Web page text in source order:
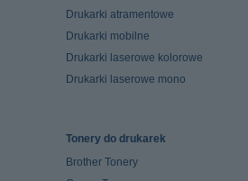
Drukarki atramentowe
Drukarki mobilne
Drukarki laserowe kolorowe
Drukarki laserowe mono
Tonery do drukarek
Brother Tonery